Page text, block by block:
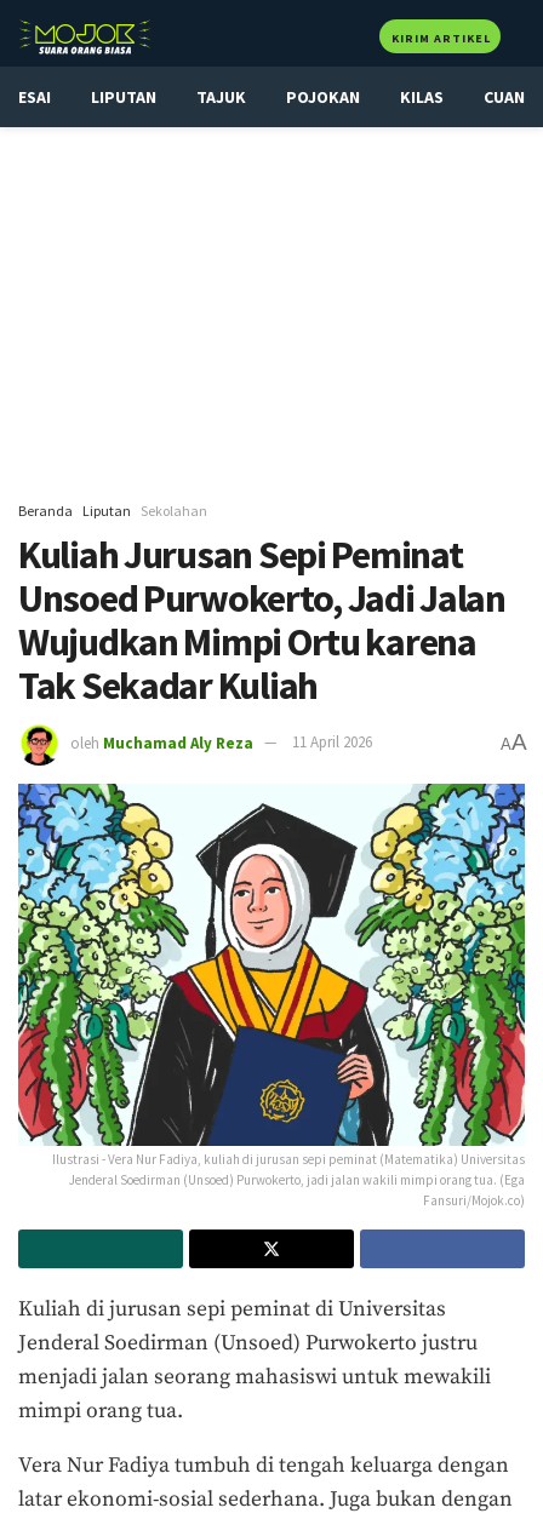
KIRIM ARTIKEL
ESAI LIPUTAN TAJUK POJOKAN KILAS CUAN
Beranda Liputan Sekolahan
Kuliah Jurusan Sepi Peminat
Unsoed Purwokerto, Jadi Jalan
Wujudkan Mimpi Ortu karena
Tak Sekadar Kuliah
oleh Muchamad Aly Reza 11 April 2026 AA
Ilustrasi - Vera Nur Fadiya, kuliah di jurusan sepi peminat (Matematika) Universitas
Jenderal Soedirman (Unsoed) Purwokerto, jadi jalan wakili mimpi orang tua. (Ega
Fansuri/Mojok.co)
Kuliah di jurusan sepi peminat di Universitas
Jenderal Soedirman (Unsoed) Purwokerto justru
menjadi jalan seorang mahasiswi untuk mewakili
mimpi orang tua.
Vera Nur Fadiya tumbuh di tengah keluarga dengan
latar ekonomi-sosial sederhana. Juga bukan dengan